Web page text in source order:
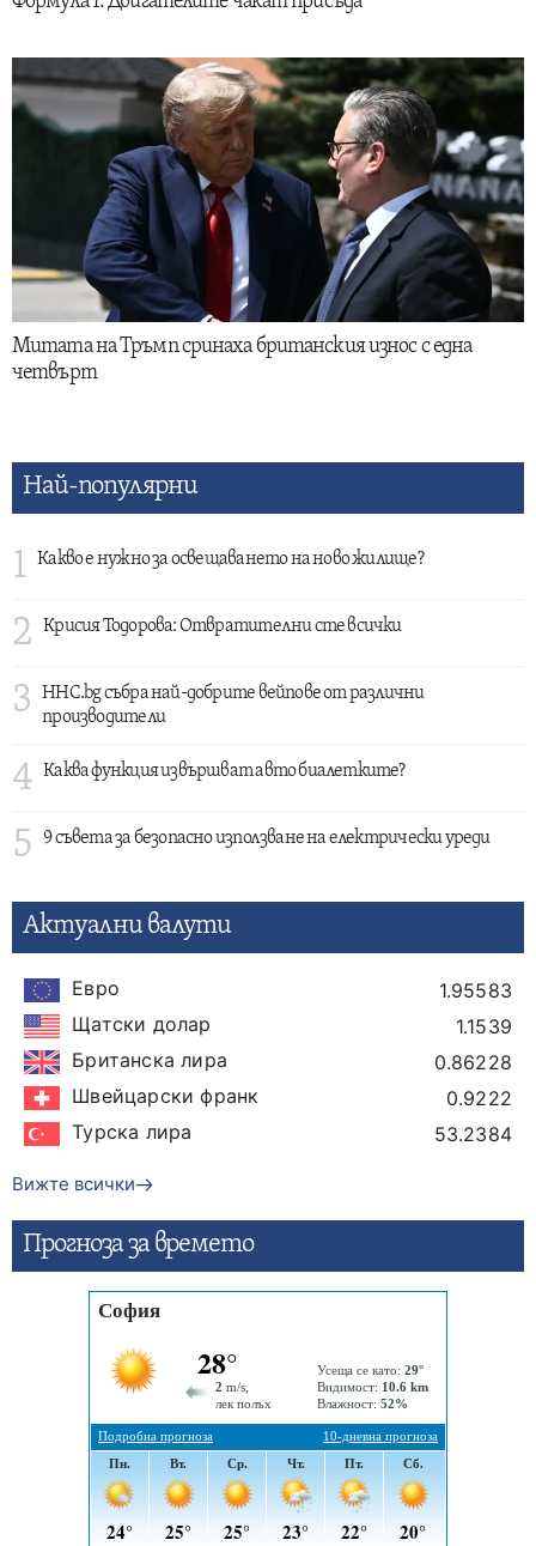
Митата на Тръмп сринаха британския износ с една
четвърт
Най-популярни
1 Какво е нужно за освещаването на ново жилище?
2 Крисия Тодорова: Отвратителни сте всички
3
HHC.bg събра най-добрите вейпове от различни
производители
4 Каква функция извършват авто биалетките?
5 9 съвета за безопасно използване на електрически уреди
Актуални валути
Евро
1.95583
Щатски долар
1.1539
Британска лира
0.86228
Швейцарски франк
0.9222
Турска лира
53.2384
Вижте всички
Прогнозa за времето